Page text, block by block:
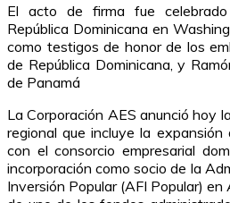
El acto de firma fue
República Dominicana en
como testigos de honor de los
de República Dominicana, y
de Panamá
La Corporación AES anunció hoy
regional que incluye la
con el consorcio empresarial
incorporación como socio de la
Inversión Popular (AFI Popular)